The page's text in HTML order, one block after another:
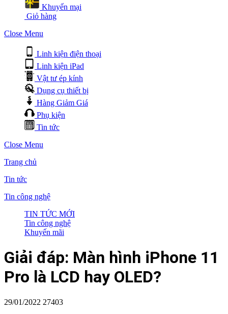
Khuyến mại
Giỏ hàng
Close Menu
Linh kiện điện thoại
Linh kiện iPad
Vật tư ép kính
Dụng cụ thiết bị
Hàng Giảm Giá
Phụ kiện
Tin tức
Close Menu
Trang chủ
Tin tức
Tin công nghệ
TIN TỨC MỚI
Tin công nghệ
Khuyến mãi
Giải đáp: Màn hình iPhone 11
Pro là LCD hay OLED?
29/01/2022 27403